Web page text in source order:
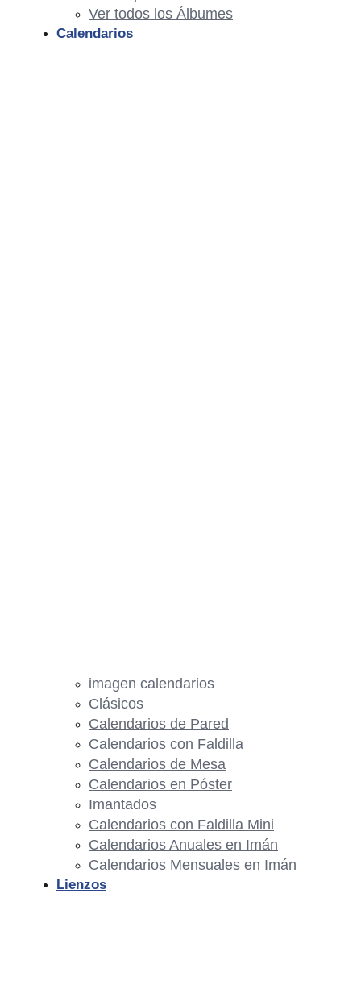
Ver todos los Álbumes
Calendarios
imagen calendarios
Clásicos
Calendarios de Pared
Calendarios con Faldilla
Calendarios de Mesa
Calendarios en Póster
Imantados
Calendarios con Faldilla Mini
Calendarios Anuales en Imán
Calendarios Mensuales en Imán
Lienzos